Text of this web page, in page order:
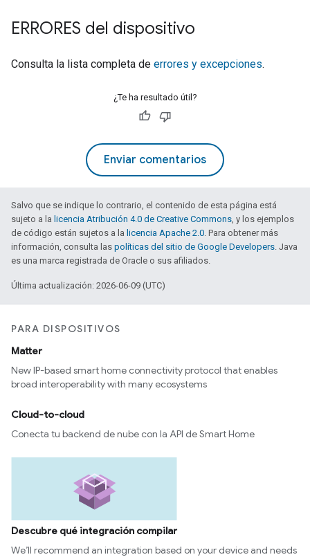
ERRORES del dispositivo
Consulta la lista completa de errores y excepciones.
¿Te ha resultado útil?
Enviar comentarios
Salvo que se indique lo contrario, el contenido de esta página está
sujeto a la licencia Atribución 4.0 de Creative Commons, y los ejemplos
de código están sujetos a la licencia Apache 2.0. Para obtener más
información, consulta las políticas del sitio de Google Developers. Java
es una marca registrada de Oracle o sus afiliados.
Última actualización: 2026-06-09 (UTC)
PARA DISPOSITIVOS
Matter
New IP-based smart home connectivity protocol that enables
broad interoperability with many ecosystems
Cloud-to-cloud
Conecta tu backend de nube con la API de Smart Home
Descubre qué integración compilar
We’ll recommend an integration based on your device and needs